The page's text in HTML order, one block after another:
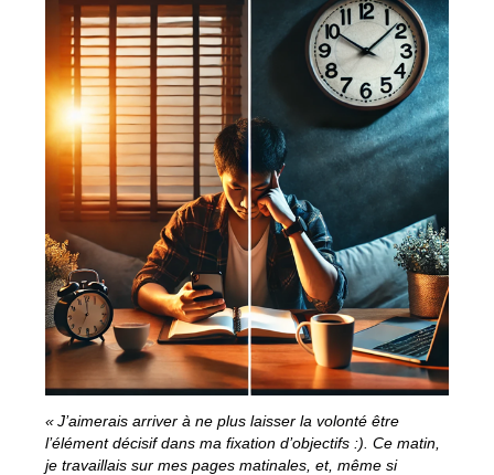
« J’aimerais arriver à ne plus laisser la volonté être
l’élément décisif dans ma fixation d’objectifs :). Ce matin,
je travaillais sur mes pages matinales, et, même si